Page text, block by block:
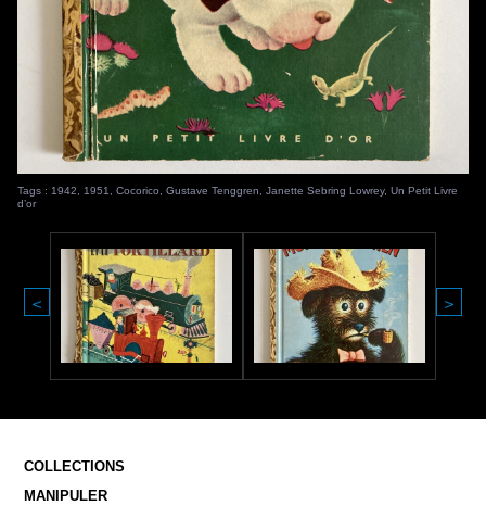
Tags : 1942 1951 Cocorico Gustave Tenggren Janette Sebring Lowrey, Un Petit Livre
d’or
< >
COLLECTIONS
MANIPULER